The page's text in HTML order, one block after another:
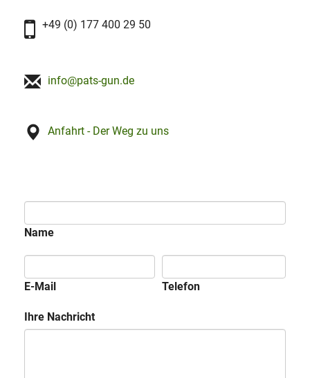
+49 (0) 177 400 29 50
info@pats-gun.de
Anfahrt - Der Weg zu uns
Name
E-Mail Telefon
Ihre Nachricht